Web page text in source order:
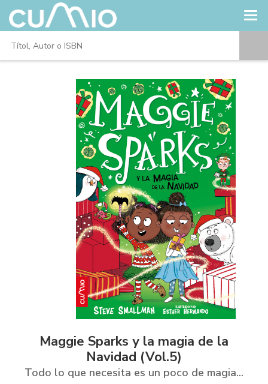
Maggie Sparks y la magia de la
Navidad (Vol.5)
Todo lo que necesita es un poco de magia...